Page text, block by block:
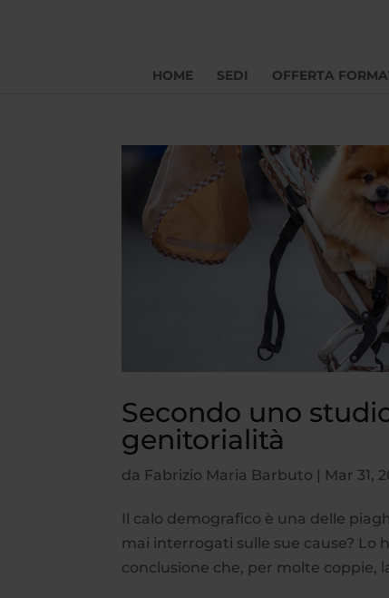
HOME SEDI OFFERTA
Secondo uno
genitorialità
da Fabrizio Maria Barbuto | Mar 31,
Il calo demografico è una delle
mai interrogati sulle sue cause? Lo
conclusione che, per molte coppie,